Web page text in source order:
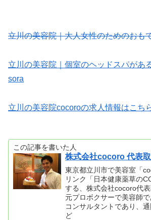
立川の美容院｜大人女性のためのおも
立川の美容院｜個室のヘッドスパがあ
sora
立川の美容院cocoroの求人情報はこち
この記事を書いた人
株式会社cocoro 代表
東京都立川市で美容室「
リンク「日本健康薬草の
する、株式会社cocoro代表
元プロボクサーで美容師
コンサルタントであり、
ど